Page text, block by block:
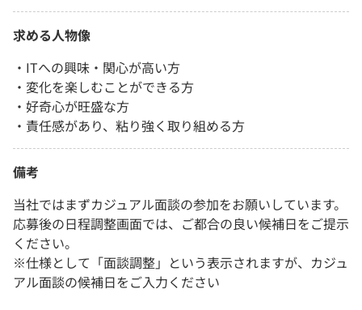
求める人物像
・ITへの興味・関心が高い方
・変化を楽しむことができる方
・好奇心が旺盛な方
・責任感があり、粘り強く取り組める方
備考
当社ではまずカジュアル面談の参加をお願いしています。
応募後の日程調整画面では、ご都合の良い候補日をご提示
ください。
※仕様として「面談調整」という表示されますが、カジュ
アル面談の候補日をご入力ください